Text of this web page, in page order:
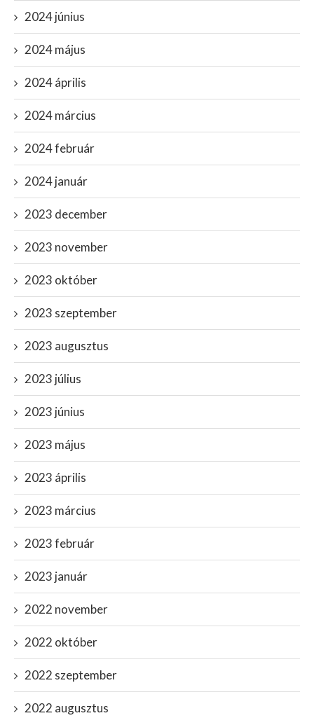
2024 június
2024 május
2024 április
2024 március
2024 február
2024 január
2023 december
2023 november
2023 október
2023 szeptember
2023 augusztus
2023 július
2023 június
2023 május
2023 április
2023 március
2023 február
2023 január
2022 november
2022 október
2022 szeptember
2022 augusztus